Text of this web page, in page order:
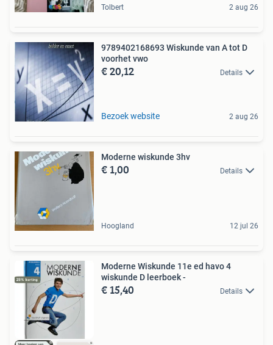
Tolbert 2 aug 26
9789402168693 Wiskunde van A tot D
voorhet vwo
€ 20,12 Details
Bezoek website 2 aug 26
Moderne wiskunde 3hv
€ 1,00 Details
Hoogland 12 jul 26
Moderne Wiskunde 11e ed havo 4
wiskunde D leerboek -
€ 15,40 Details